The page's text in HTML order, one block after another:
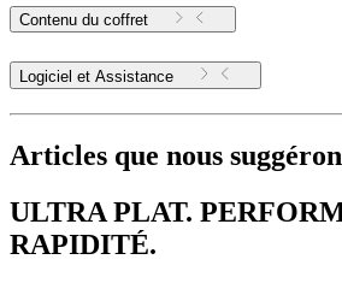
Contenu du coffret
Logiciel et Assistance
Articles que nous
ULTRA PLAT.
RAPIDITÉ.